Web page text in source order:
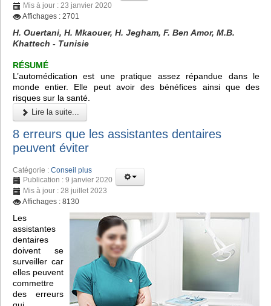
Mis à jour : 23 janvier 2020
Affichages : 2701
H. Ouertani, H. Mkaouer, H. Jegham, F. Ben Amor, M.B.
Khattech - Tunisie
RÉSUMÉ
L’automédication est une pratique assez répandue dans le
monde entier. Elle peut avoir des bénéfices ainsi que des
risques sur la santé.
Lire la suite...
8 erreurs que les assistantes dentaires
peuvent éviter
Catégorie : Conseil plus
Publication : 9 janvier 2020
Mis à jour : 28 juillet 2023
Affichages : 8130
Les
assistantes
dentaires
doivent se
surveiller car
elles peuvent
commettre
des erreurs